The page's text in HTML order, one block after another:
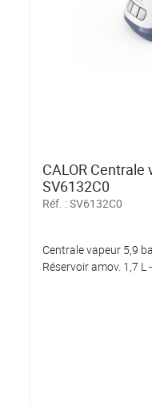
CALOR Centrale
SV6132C0
Réf. :SV6132C0
Centrale vapeur 5,9
Réservoir amov. 1,7 L